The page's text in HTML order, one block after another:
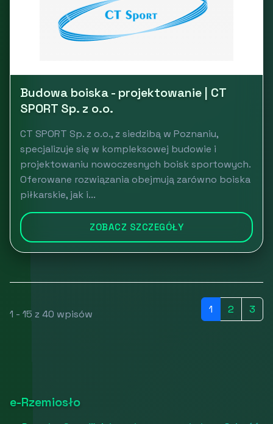
Budowa boiska - projektowanie | CT
SPORT Sp. z o.o.
CT SPORT Sp. z o.o., z siedzibą w Poznaniu,
specjalizuje się w kompleksowej budowie i
projektowaniu nowoczesnych boisk sportowych.
Oferowane rozwiązania obejmują zarówno boiska
piłkarskie, jak i...
ZOBACZ SZCZEGÓŁY
1 - 15 z 40 wpisów 1 2 3
e-Rzemiosło